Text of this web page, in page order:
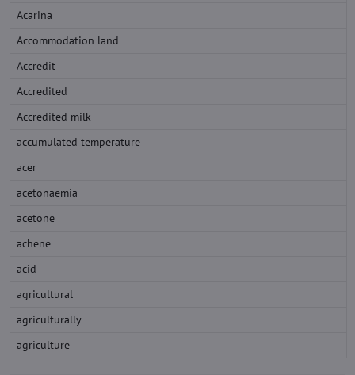
Acarina
Accommodation land
Accredit
Accredited
Accredited milk
accumulated temperature
acer
acetonaemia
acetone
achene
acid
agricultural
agriculturally
agriculture